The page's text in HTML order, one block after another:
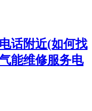
话附近(如何找
能维修服务电